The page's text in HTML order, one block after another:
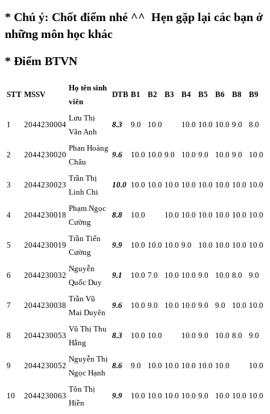
* Chú ý: Chốt điểm nhé ^^ Hẹn gặp lại các bạn ở
những môn học khác
* Điểm BTVN
STT MSSV
Họ tên sinh
viên
DTB B1 B2 B3 B4 B5 B6 B8 B9
1 2044230004
Lưu Thị
Vân Anh
8.3 9.0 10.0 10.0 10.0 10.0 9.0 8.0
2 2044230020
Phan Hoàng
Châu
9.6 10.0 10.0 9.0 10.0 9.0 10.0 9.0 10.0
3 2044230023
Trần Thị
Linh Chi
10.0 10.0 10.0 10.0 10.0 10.0 10.0 10.0 10.0
4 2044230018
Phạm Ngọc
Cường
8.8 10.0 10.0 10.0 10.0 10.0 10.0 10.0
5 2044230019
Trần Tiến
Cường
9.9 10.0 10.0 10.0 9.0 10.0 10.0 10.0 10.0
6 2044230032
Nguyễn
Quốc Duy
9.1 10.0 7.0 10.0 10.0 9.0 10.0 8.0 9.0
7 2044230038
Trần Vũ
Mai Duyên
9.6 10.0 9.0 10.0 10.0 9.0 9.0 10.0 10.0
8 2044230053
Vũ Thị Thu
Hằng
8.3 10.0 10.0 10.0 9.0 10.0 8.0 9.0
9 2044230052
Nguyễn Thị
Ngọc Hạnh
8.6 9.0 10.0 10.0 10.0 10.0 10.0 10.0
10 2044230063
Tôn Thị
Hiền
9.9 10.0 10.0 10.0 10.0 9.0 10.0 10.0 10.0